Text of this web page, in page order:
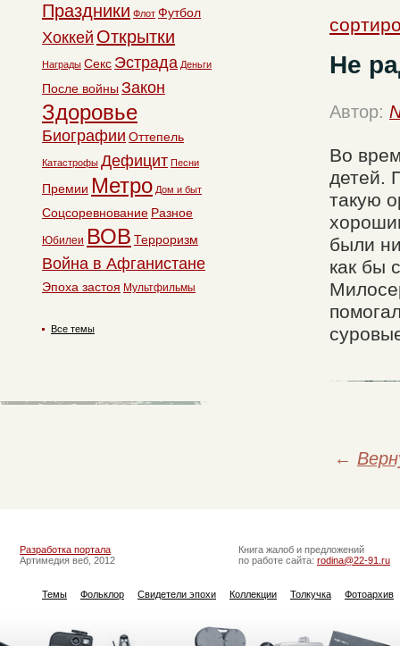
Не
Автор:
Во
детей.
такую
были
как бы
←
Праздники Флот Футбол
Хоккей Открытки
Награды Секс Эстрада Деньги
После войны Закон
Здоровье
Биографии Оттепель
Катастрофы Дефицит Песни
Премии Метро Дом и быт
Соцсоревнование Разное
Юбилеи ВОВ Терроризм
Война в Афганистане
Эпоха застоя Мультфильмы
Все темы
Разработка портала
Артимедия веб, 2012
Книга жалоб и предложений
по работе сайта: rodina@22-91.ru
Темы Фольклор Свидетели эпохи Коллекции Толкучка Фотоархив